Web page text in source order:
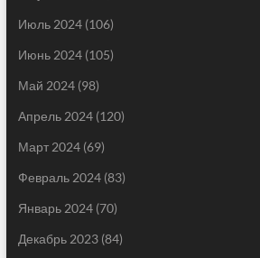
Июль 2024(106)
Июнь 2024(105)
Май 2024(98)
Апрель 2024(120)
Март 2024(69)
Февраль 2024(83)
Январь 2024(70)
Декабрь 2023(84)